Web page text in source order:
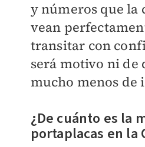
y números que la
vean
transitar con
será motivo ni de
mucho menos de
¿De cuánto es la
portaplacas en la